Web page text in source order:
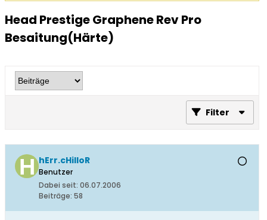
Head Prestige Graphene Rev Pro
Besaitung(Härte)
Filter
hErr.cHilloR
Benutzer
Dabei seit: 06.07.2006
Beiträge: 58